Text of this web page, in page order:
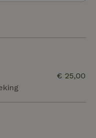
€ 25,00